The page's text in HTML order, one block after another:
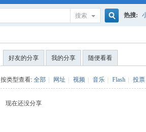
搜索 热搜:
好友的分享 我的分享 随便看看
按类型查看: 全部 网址 视频 音乐 Flash 投票
现在还没分享